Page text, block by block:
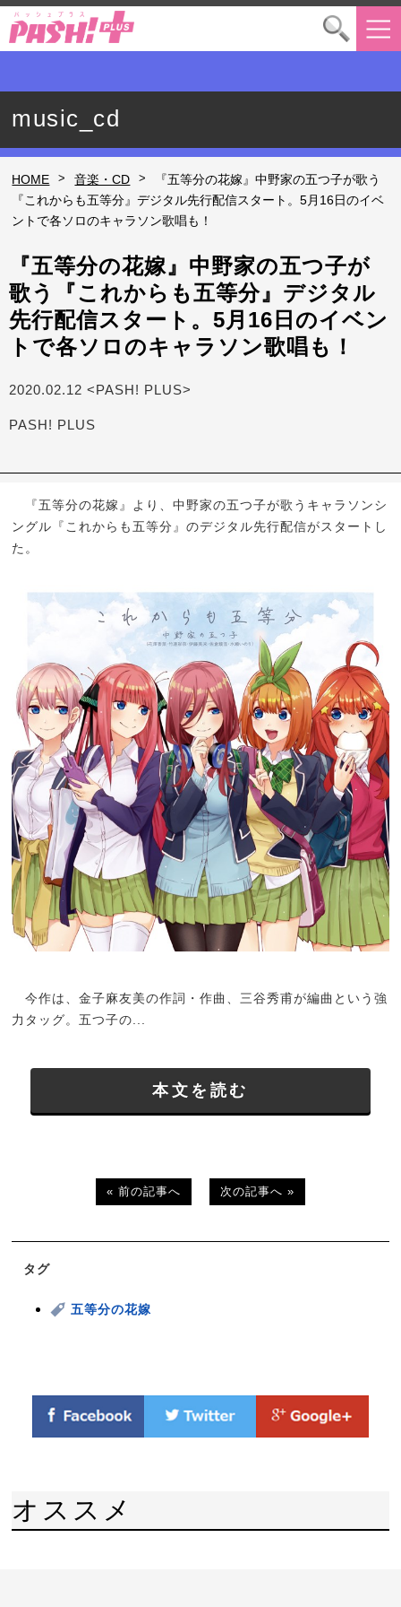
music_cd
HOME > 音楽・CD >
『五等分の花嫁』中野家の五つ子が歌う
『これからも五等分』デジタル先行配信スタート。5月16日のイベ
ントで各ソロのキャラソン歌唱も！
『五等分の花嫁』中野家の五つ子が
歌う『これからも五等分』デジタル
先行配信スタート。5月16日のイベン
トで各ソロのキャラソン歌唱も！
2020.02.12 <PASH! PLUS>
PASH! PLUS
『五等分の花嫁』より、中野家の五つ子が歌うキャラソンシ
ングル『これからも五等分』のデジタル先行配信がスタートし
た。
今作は、金子麻友美の作詞・作曲、三谷秀甫が編曲という強
力タッグ。五つ子の...
本文を読む
« 前の記事へ 次の記事へ »
タグ
五等分の花嫁
オススメ